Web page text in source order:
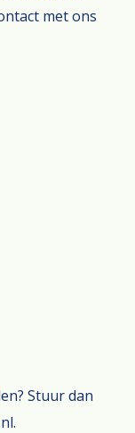
met ons
Stuur dan